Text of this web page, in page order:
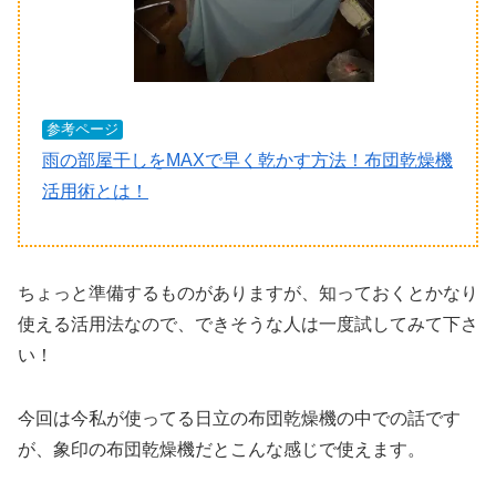
参考ページ
雨の部屋干しをMAXで早く乾かす方法！布団乾燥機
活用術とは！
ちょっと準備するものがありますが、知っておくとかなり
使える活用法なので、できそうな人は一度試してみて下さ
い！
今回は今私が使ってる日立の布団乾燥機の中での話です
が、象印の布団乾燥機だとこんな感じで使えます。